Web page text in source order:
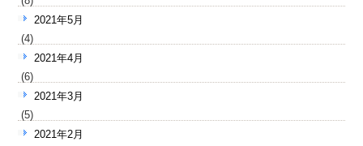
2021年5月
(4)
2021年4月
(6)
2021年3月
(5)
2021年2月